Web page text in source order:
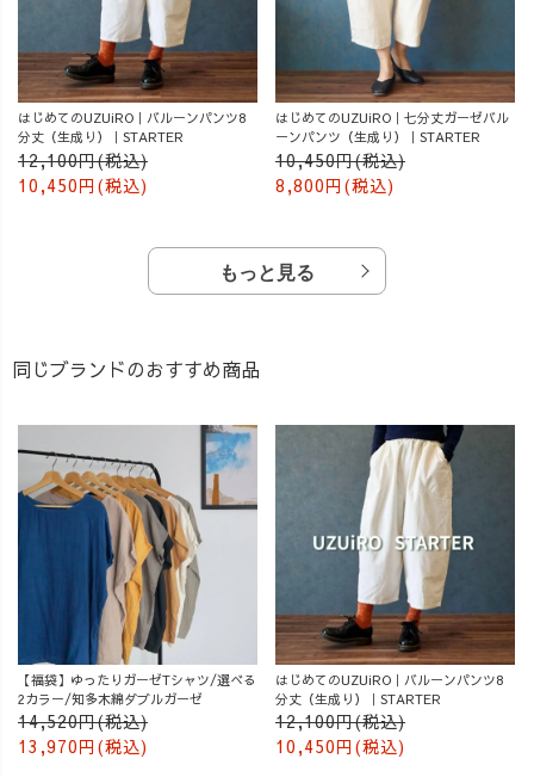
はじめてのUZUiRO｜バルーンパンツ8
分丈（生成り）｜STARTER
12,100円(税込)
10,450円(税込)
はじめてのUZUiRO｜七分丈ガーゼバル
ーンパンツ（生成り）｜STARTER
10,450円(税込)
8,800円(税込)
もっと見る
同じブランドのおすすめ商品
【福袋】ゆったりガーゼTシャツ/選べる
2カラー/知多木綿ダブルガーゼ
14,520円(税込)
13,970円(税込)
はじめてのUZUiRO｜バルーンパンツ8
分丈（生成り）｜STARTER
12,100円(税込)
10,450円(税込)